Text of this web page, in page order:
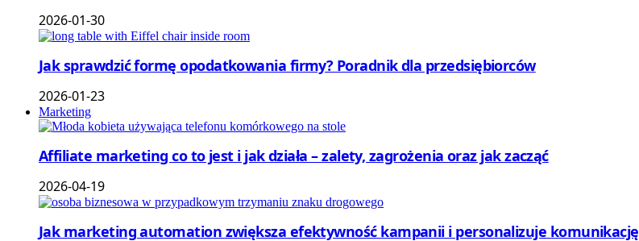
2026-01-30
Jak sprawdzić formę opodatkowania firmy? Poradnik dla przedsiębiorców
2026-01-23
Marketing
Affiliate marketing co to jest i jak działa – zalety, zagrożenia oraz jak zacząć
2026-04-19
Jak marketing automation zwiększa efektywność kampanii i personalizuje komunikację